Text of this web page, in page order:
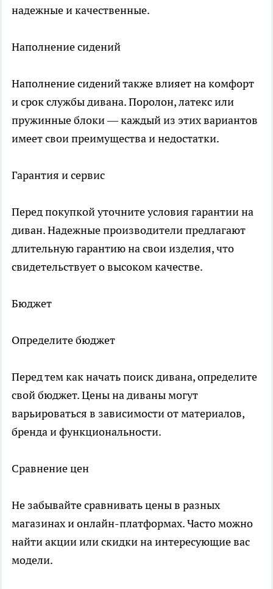
надежные и качественные.
Наполнение сидений
Наполнение сидений также влияет на комфорт
и срок службы дивана. Поролон, латекс или
пружинные блоки — каждый из этих вариантов
имеет свои преимущества и недостатки.
Гарантия и сервис
Перед покупкой уточните условия гарантии на
диван. Надежные производители предлагают
длительную гарантию на свои изделия, что
свидетельствует о высоком качестве.
Бюджет
Определите бюджет
Перед тем как начать поиск дивана, определите
свой бюджет. Цены на диваны могут
варьироваться в зависимости от материалов,
бренда и функциональности.
Сравнение цен
Не забывайте сравнивать цены в разных
магазинах и онлайн-платформах. Часто можно
найти акции или скидки на интересующие вас
модели.